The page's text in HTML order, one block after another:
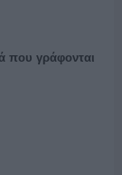
που γράφονται